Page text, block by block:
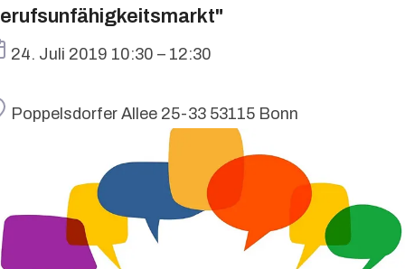
Termin
24. Juli 2019 10:30 – 12:30
Ort
Poppelsdorfer Allee 25-33 53115 Bonn